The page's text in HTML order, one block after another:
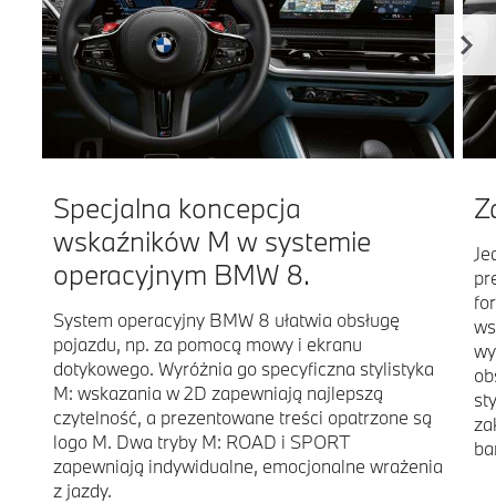
Specjalna koncepcja
wskaźników M w systemie
operacyjnym BMW 8.
System operacyjny BMW 8 ułatwia obsługę
pojazdu, np. za pomocą mowy i ekranu
dotykowego. Wyróżnia go specyficzna stylistyka
M: wskazania w 2D zapewniają najlepszą
czytelność, a prezentowane treści opatrzone są
logo M. Dwa tryby M: ROAD i SPORT
zapewniają indywidualne, emocjonalne wrażenia
z jazdy.